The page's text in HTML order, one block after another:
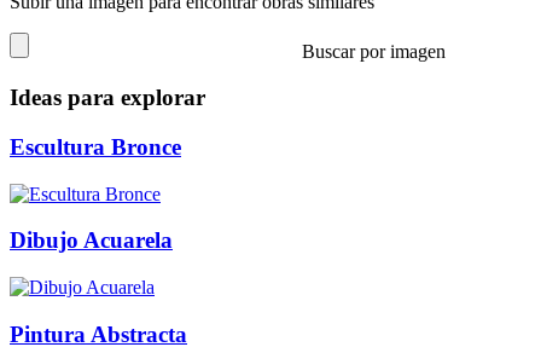
Buscar por imagen
Ideas para explorar
Escultura Bronce
Dibujo Acuarela
Pintura Abstracta